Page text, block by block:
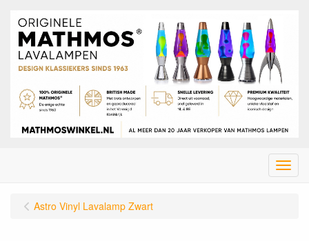
Menu
Astro Vinyl Lavalamp Zwart